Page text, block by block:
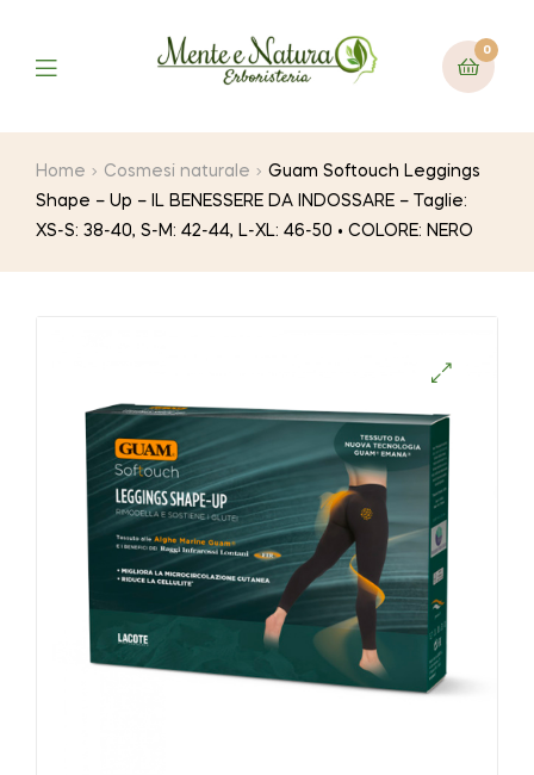
0
Home Cosmesi naturale
Guam Softouch Leggings
Shape – Up – IL BENESSERE DA INDOSSARE – Taglie:
XS-S: 38-40, S-M: 42-44, L-XL: 46-50 • COLORE: NERO
🔍